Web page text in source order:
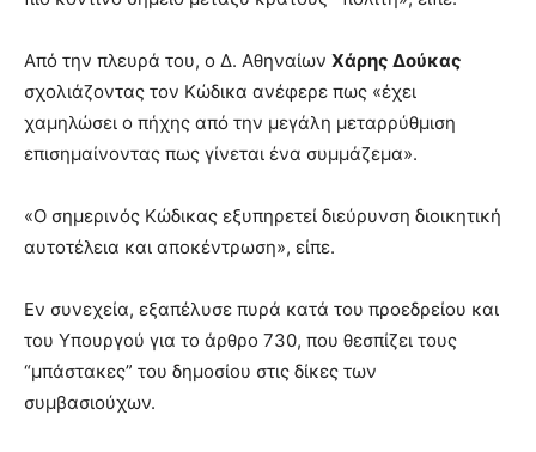
Από την πλευρά του, ο Δ. Αθηναίων Χάρης Δούκας
σχολιάζοντας τον Κώδικα ανέφερε πως «έχει
χαμηλώσει ο πήχης από την μεγάλη μεταρρύθμιση
επισημαίνοντας πως γίνεται ένα συμμάζεμα».
«Ο σημερινός Κώδικας εξυπηρετεί διεύρυνση διοικητική
αυτοτέλεια και αποκέντρωση», είπε.
Εν συνεχεία, εξαπέλυσε πυρά κατά του προεδρείου και
του Υπουργού για το άρθρο 730, που θεσπίζει τους
“μπάστακες” του δημοσίου στις δίκες των
συμβασιούχων.